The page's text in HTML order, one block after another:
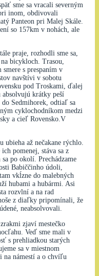
sme sa vracali severným
inom, obdivovali
Panteon pri Malej Skále.
so 157km v nohách, ale
praje, rozhodli sme sa,
bicykloch. Trasou,
s prespaním v
navštívi v sobotu
pod Troskami, ďalej
absolvujú krátky peší
Sedmihorek, odtiaľ sa
cyklochodníkom medzi
a cieľ Rovensko.V
ubieha až nečakane rýchlo.
pomenej, stáva sa z
po okolí. Prechádzame
Babiččinho údoli,
vkĺzne do malebných
hubami a hubármi. Asi
rozvlní a na rad
z diaľky pripomínali, že
neabsolvovali.
zjaví mestečko
Veď sme mali v
s prehliadkou starých
sa v miestnom
na námestí a o chvíľu